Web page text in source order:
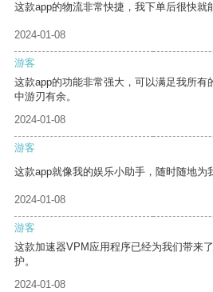
这款app的物流非常快捷，我下单后很快就
2024-01-08
游客
这款app的功能非常强大，可以满足我所有
中游刃有余。
2024-01-08
游客
这款app就像我的娱乐小助手，随时随地为
2024-01-08
游客
这款加速器VPM应用程序已经为我们带来
护。
2024-01-08